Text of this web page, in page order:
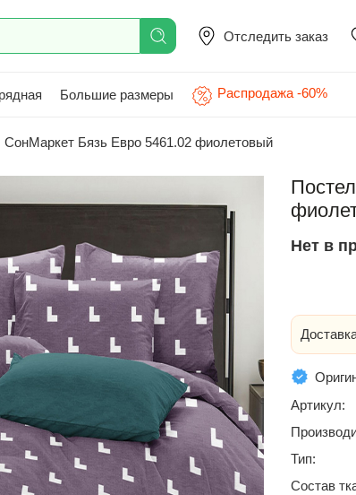
Отследить заказ
Большие размеры Распродажа -60%
СонМаркет Бязь Евро 5461.02 фиолетовый
Нет в
Артикул:
Тип:
Состав